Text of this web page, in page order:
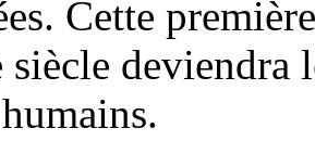
Cette
siècle deviendra